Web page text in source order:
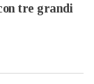
tre grandi